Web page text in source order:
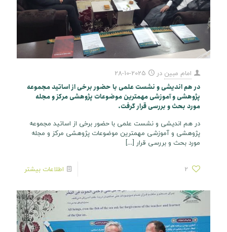
امام مبین در 2025-10-28
در هم اندیشی و نشست علمی با حضور برخی از اساتید مجموعه
پژوهشی و آموزشی مهمترین موضوعات پژوهشی مرکز و مجله
مورد بحث و بررسی قرار گرفت.
در هم اندیشی و نشست علمی با حضور برخی از اساتید مجموعه
پژوهشی و آموزشی مهمترین موضوعات پژوهشی مرکز و مجله
مورد بحث و بررسی قرار […]
2 اطلاعات بیشتر